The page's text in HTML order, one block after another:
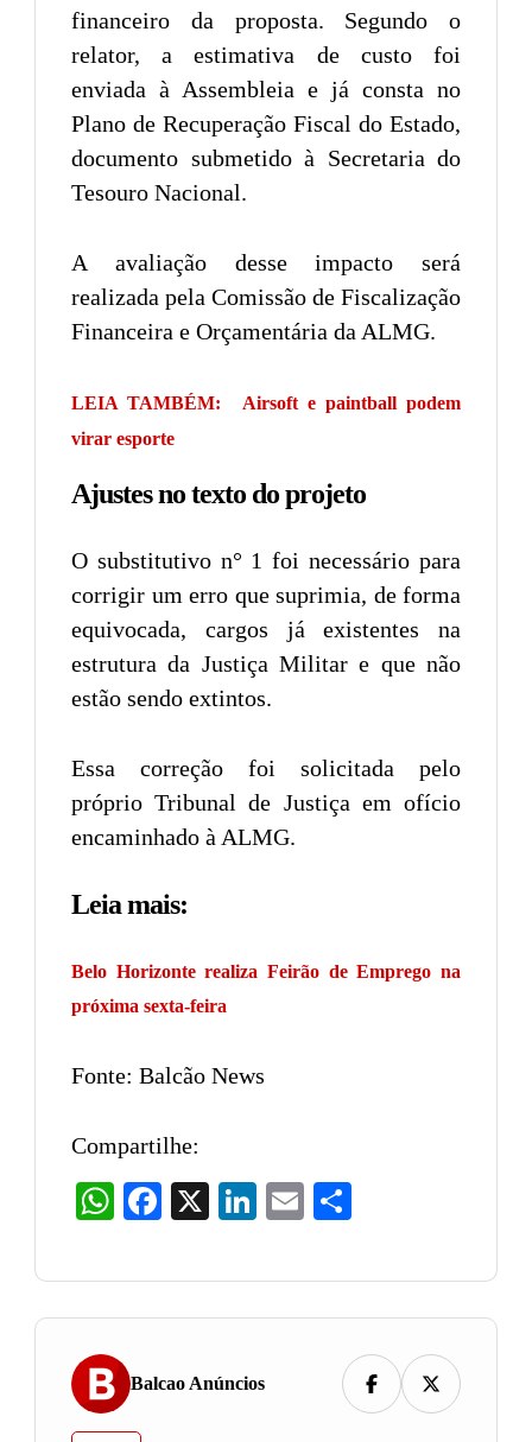
financeiro da proposta. Segundo o
relator, a estimativa de custo foi
enviada à Assembleia e já consta no
Plano de Recuperação Fiscal do Estado,
documento submetido à Secretaria do
Tesouro Nacional.
A avaliação desse impacto será
realizada pela Comissão de Fiscalização
Financeira e Orçamentária da ALMG.
LEIA TAMBÉM:
Airsoft e paintball podem
virar esporte
Ajustes no texto do projeto
O substitutivo n° 1 foi necessário para
corrigir um erro que suprimia, de forma
equivocada, cargos já existentes na
estrutura da Justiça Militar e que não
estão sendo extintos.
Essa correção foi solicitada pelo
próprio Tribunal de Justiça em ofício
encaminhado à ALMG.
Leia mais:
Belo Horizonte realiza Feirão de Emprego na
próxima sexta-feira
Fonte: Balcão News
Compartilhe:
WhatsAppFacebook LinkedIn
Email
Balcao Anúncios